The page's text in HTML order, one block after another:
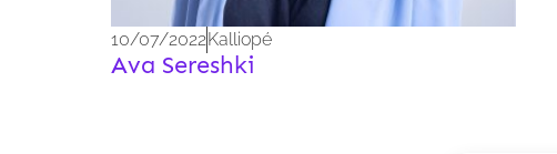
10/07/2022Kalliopé
Ava Sereshki